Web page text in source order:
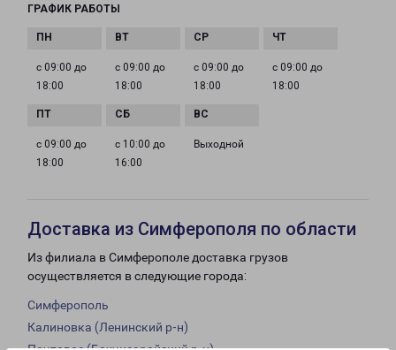
ГРАФИК РАБОТЫ
с 09:00 до
18:00
с 09:00 до
18:00
с 09:00 до
18:00
с 09:00 до
18:00
с 09:00 до
18:00
с 10:00 до
16:00
Выходной
Доставка из Симферополя по области
Из филиала в Симферополе доставка грузов
осуществляется в следующие города:
Симферополь
Калиновка (Ленинский р-н)